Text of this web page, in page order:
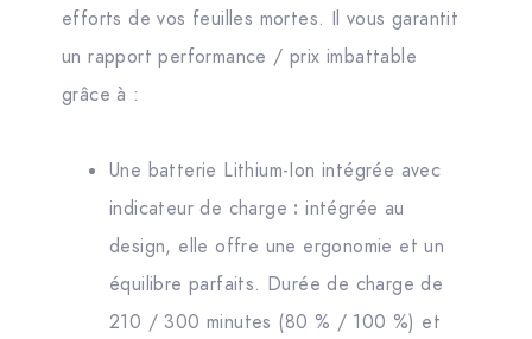
efforts de vos feuilles mortes. Il vous garantit
un rapport performance / prix imbattable
grâce à :
Une batterie Lithium-Ion intégrée avec
indicateur de charge : intégrée au
design, elle offre une ergonomie et un
équilibre parfaits. Durée de charge de
210 / 300 minutes (80 % / 100 %) et